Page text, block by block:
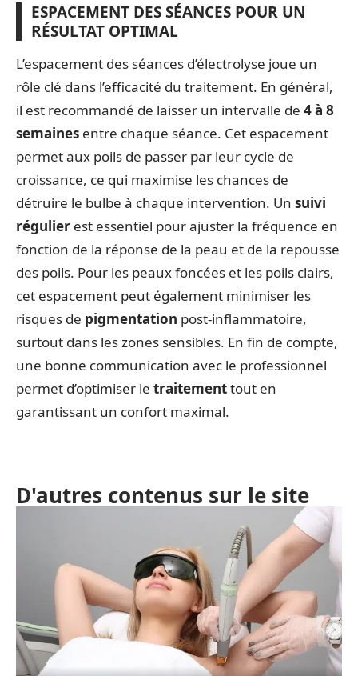
ESPACEMENT DES SÉANCES POUR UN
RÉSULTAT OPTIMAL
L’espacement des séances d’électrolyse joue un
rôle clé dans l’efficacité du traitement. En général,
il est recommandé de laisser un intervalle de 4 à 8
semaines entre chaque séance. Cet espacement
permet aux poils de passer par leur cycle de
croissance, ce qui maximise les chances de
détruire le bulbe à chaque intervention. Un suivi
régulier est essentiel pour ajuster la fréquence en
fonction de la réponse de la peau et de la repousse
des poils. Pour les peaux foncées et les poils clairs,
cet espacement peut également minimiser les
risques de pigmentation post-inflammatoire,
surtout dans les zones sensibles. En fin de compte,
une bonne communication avec le professionnel
permet d’optimiser le traitementtout en
garantissant un confort maximal.
D'autres contenus sur le site